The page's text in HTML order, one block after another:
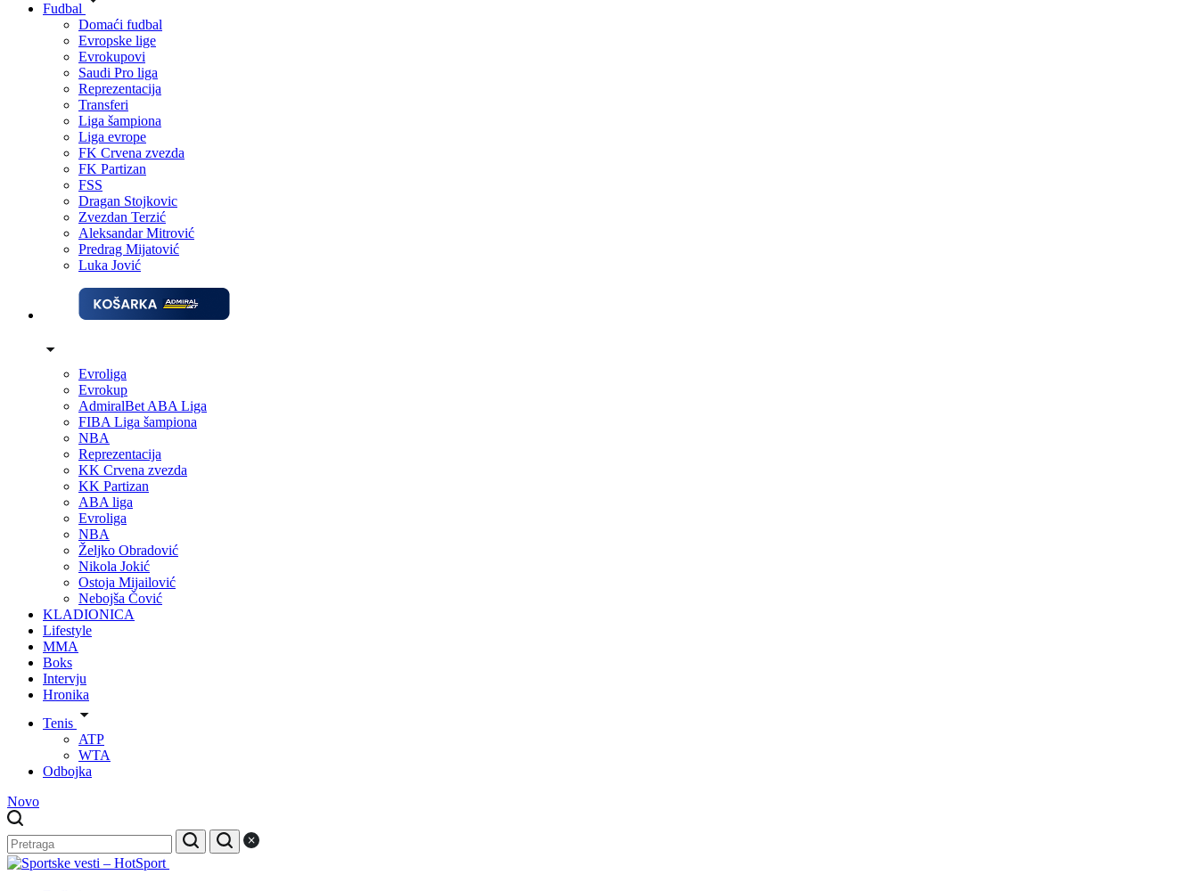
Fudbal
Domaći fudbal
Evropske lige
Evrokupovi
Saudi Pro liga
Reprezentacija
Transferi
Liga šampiona
Liga evrope
FK Crvena zvezda
FK Partizan
FSS
Dragan Stojkovic
Zvezdan Terzić
Aleksandar Mitrović
Predrag Mijatović
Luka Jović
Evroliga
Evrokup
AdmiralBet ABA Liga
FIBA Liga šampiona
NBA
Reprezentacija
KK Crvena zvezda
KK Partizan
ABA liga
Evroliga
NBA
Željko Obradović
Nikola Jokić
Ostoja Mijailović
Nebojša Čović
KLADIONICA
Lifestyle
MMA
Boks
Intervju
Hronika
Tenis
ATP
WTA
Odbojka
Novo